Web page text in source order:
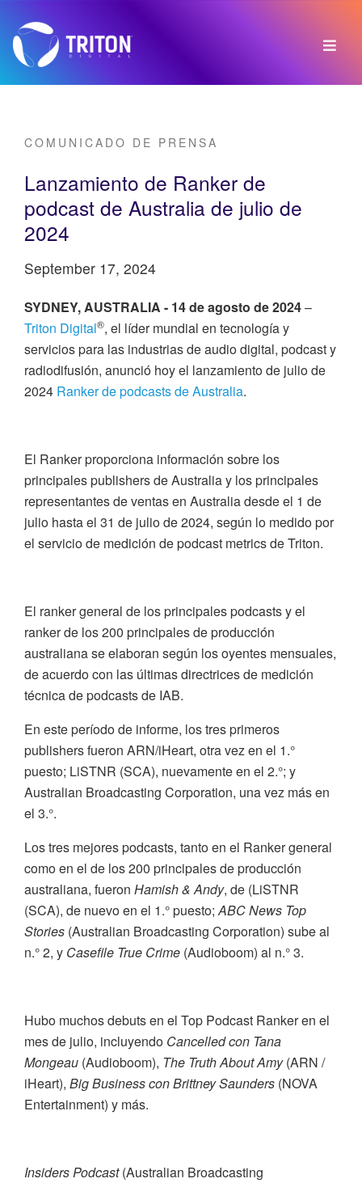
COMUNICADO DE PRENSA
Lanzamiento de Ranker de
podcast de Australia de julio de
2024
September 17, 2024
SYDNEY, AUSTRALIA - 14 de agosto de 2024–
Triton Digital®, el líder mundial en tecnología y
servicios para las industrias de audio digital, podcast y
radiodifusión, anunció hoy el lanzamiento de julio de
2024 Ranker de podcasts de Australia.
El Ranker proporciona información sobre los
principales publishers de Australia y los principales
representantes de ventas en Australia desde el 1 de
julio hasta el 31 de julio de 2024, según lo medido por
el servicio de medición de podcast metrics de Triton.
El ranker general de los principales podcasts y el
ranker de los 200 principales de producción
australiana se elaboran según los oyentes mensuales,
de acuerdo con las últimas directrices de medición
técnica de podcasts de IAB.
En este período de informe, los tres primeros
publishers fueron ARN/iHeart, otra vez en el 1.°
puesto; LiSTNR (SCA), nuevamente en el 2.°; y
Australian Broadcasting Corporation, una vez más en
el 3.°.
Los tres mejores podcasts, tanto en el Ranker general
como en el de los 200 principales de producción
australiana, fueron Hamish & Andy, de (LiSTNR
(SCA), de nuevo en el 1.° puesto;ABC News Top
Stories (Australian Broadcasting Corporation) sube al
n.° 2, y Casefile True Crime (Audioboom) al n.° 3.
Hubo muchos debuts en el Top Podcast Ranker en el
mes de julio, incluyendo Cancelled con Tana
Mongeau (Audioboom), The Truth About Amy(ARN /
iHeart), Big Business con Brittney Saunders (NOVA
Entertainment) y más.
Insiders Podcast(Australian Broadcasting